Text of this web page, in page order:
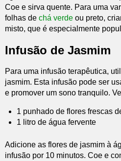
Coe e sirva quente. Para uma
folhas de chá verde ou preto,
misto, que é especialmente
Infusão de Jasmim
Para uma infusão terapêutica,
jasmim. Esta infusão pode ser
e promover um sono tranquilo.
1 punhado de flores frescas
1 litro de água fervente
Adicione as flores de jasmim à
infusão por 10 minutos. Coe e